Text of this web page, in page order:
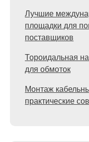
Лучшие
площадки для
поставщиков
Тороидальная
для обмоток
Монтаж
практические